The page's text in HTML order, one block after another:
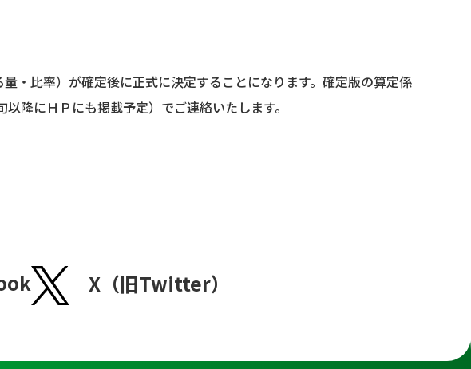
・比率）が確定後に正式に決定することになります。確定版の算定係
降にＨＰにも掲載予定）でご連絡いたします。
X（旧Twitter）